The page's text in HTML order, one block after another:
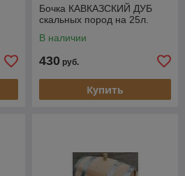
Бочка КАВКАЗСКИЙ ДУБ
скальных пород на 25л.
В наличии
430 руб.
Купить